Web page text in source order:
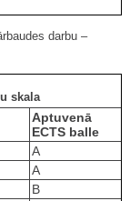
darbu –
skala
Aptuvenā
ECTS balle
A
A
B